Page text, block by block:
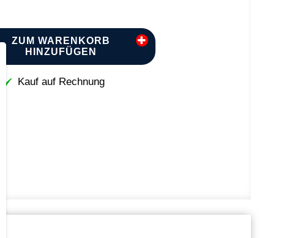
ZUM WARENKORB
HINZUFÜGEN
Kauf auf Rechnung